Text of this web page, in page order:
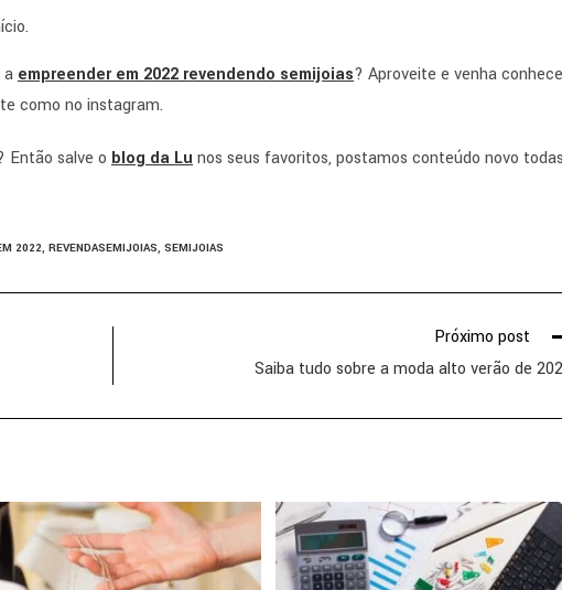
a empreender em 2022 revendendo semijoias? Aproveite e venha
como no instagram.
Então salve o blog da Lu nos seus favoritos, postamos conteúdo novo
2022, REVENDASEMIJOIAS, SEMIJOIAS
Próximo post
Saiba tudo sobre a moda alto verão de